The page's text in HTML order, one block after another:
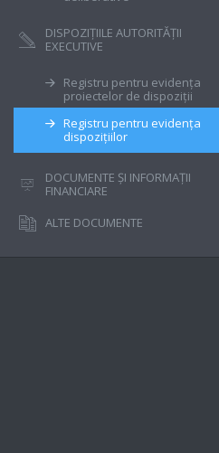
DISPOZIȚIILE AUTORITĂȚII
EXECUTIVE
Registru pentru evidența
proiectelor de dispoziții
Registru pentru evidența
dispozițiilor
DOCUMENTE ȘI INFORMAȚII
FINANCIARE
ALTE DOCUMENTE